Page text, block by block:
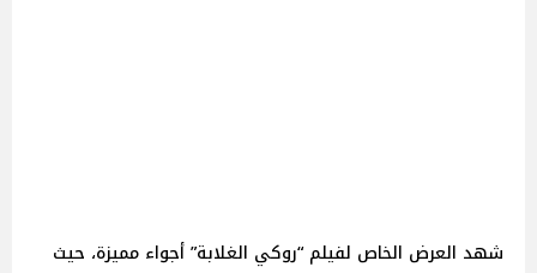
شهد العرض الخاص لفيلم “روكي الغلابة” أجواء مميزة، حيث